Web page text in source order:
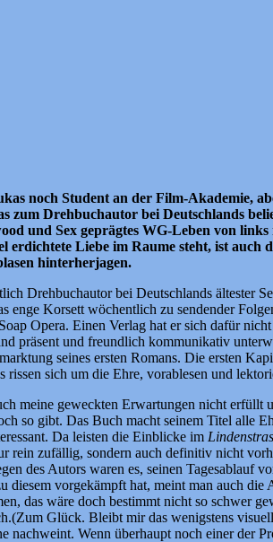
noch Student an der Film-Akademie,
zum Drehbuchautor bei Deutschlands
und Sex geprägtes WG-Leben von
Liebe im Raume steht, ist
hinterherjagen.
Drehbuchautor bei Deutschlands ältester
enge Korsett wöchentlich zu sendender
Opera. Einen Verlag hat er sich dafür
präsent und freundlich kommunikativ
seines ersten Romans. Die ersten
sich um die Ehre, vorablesen und
meine geweckten Erwartungen nicht
so gibt. Das Buch macht seinem Titel alle
Da leisten die Einblicke im
rein zufällig, sondern auch definitiv nicht
des Autors waren es, seinen Tagesablauf
diesem vorgekämpft hat, meint man auch
das wäre doch bestimmt nicht so schwer
Glück. Bleibt mir das wenigstens
nachweint. Wenn überhaupt noch einer der